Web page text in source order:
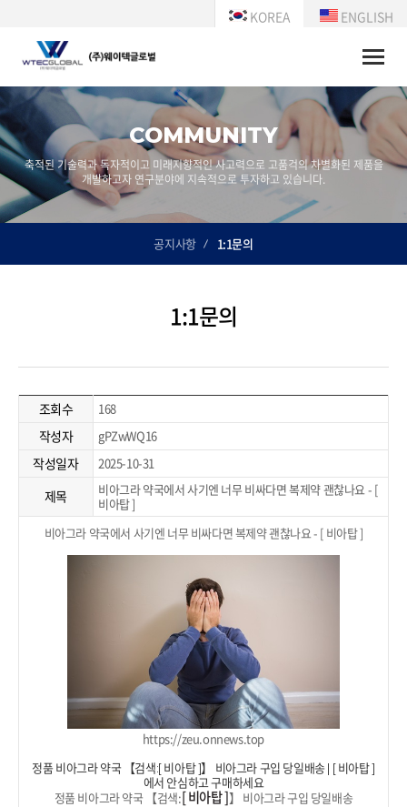
KOREA ENGLISH
Toggle
COMMUNITY
축적된 기술력과 독자적이고 미래지향적인 사고력으로 고품걱의 차별화된 제품을
개발하고자 연구분야에 지속적으로 투자하고 있습니다.
공지사항 1:1문의
1:1문의
조회수 168
작성자 gPZwWQ16
작성일자 2025-10-31
제목
비아그라 약국에서 사기엔 너무 비싸다면 복제약 괜찮나요 - [
비아탑 ]
비아그라 약국에서 사기엔 너무 비싸다면 복제약 괜찮나요 - [ 비아탑 ]
https://zeu.onnews.top
정품 비아그라 약국 【검색:[ 비아탑 ]】 비아그라 구입 당일배송 | [ 비아탑 ]
에서 안심하고 구매하세요
정품 비아그라 약국 【검색:[ 비아탑 ]】 비아그라 구입 당일배송